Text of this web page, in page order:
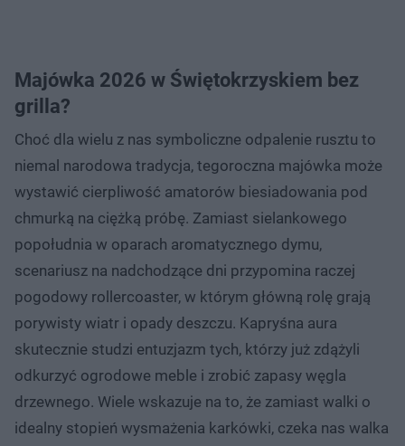
Majówka 2026 w Świętokrzyskiem bez
grilla?
Choć dla wielu z nas symboliczne odpalenie rusztu to
niemal narodowa tradycja, tegoroczna majówka może
wystawić cierpliwość amatorów biesiadowania pod
chmurką na ciężką próbę. Zamiast sielankowego
popołudnia w oparach aromatycznego dymu,
scenariusz na nadchodzące dni przypomina raczej
pogodowy rollercoaster, w którym główną rolę grają
porywisty wiatr i opady deszczu. Kapryśna aura
skutecznie studzi entuzjazm tych, którzy już zdążyli
odkurzyć ogrodowe meble i zrobić zapasy węgla
drzewnego. Wiele wskazuje na to, że zamiast walki o
idealny stopień wysmażenia karkówki, czeka nas walka